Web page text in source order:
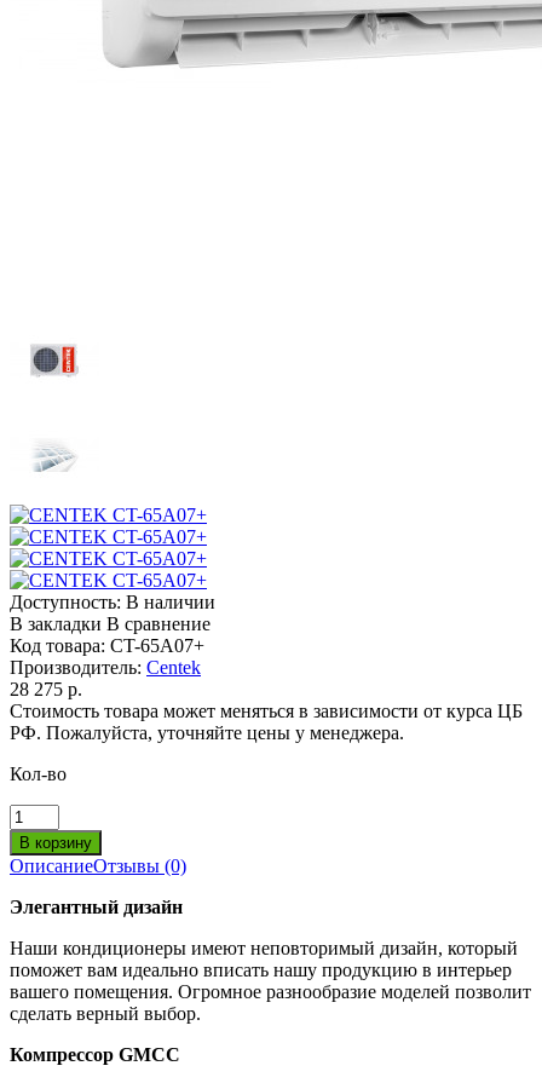
Доступность: В наличии
В закладки В сравнение
Код товара: CT-65A07+
Производитель: Centek
28 275 р.
Стоимость товара может меняться в зависимости от курса ЦБ
РФ. Пожалуйста, уточняйте цены у менеджера.
Кол-во
ОписаниеОтзывы (0)
Элегантный дизайн
Наши кондиционеры имеют неповторимый дизайн, который
поможет вам идеально вписать нашу продукцию в интерьер
вашего помещения. Огромное разнообразие моделей позволит
сделать верный выбор.
Компрессор GMCC